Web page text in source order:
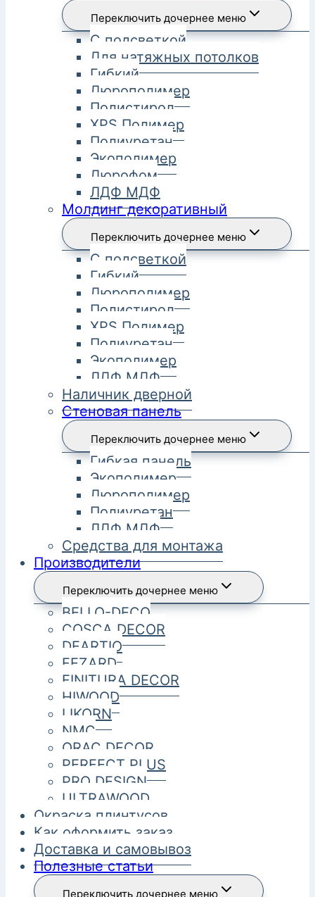
Переключить дочернее меню
С подсветкой
Для натяжных потолков
Гибкий
Дюрополимер
Полистирол
XPS Полимер
Полиуретан
Экополимер
Дюрофом
ЛДФ МДФ
Молдинг декоративный
Переключить дочернее меню
С подсветкой
Гибкий
Дюрополимер
Полистирол
XPS Полимер
Полиуретан
Экополимер
ЛДФ МДФ
Наличник дверной
Стеновая панель
Переключить дочернее меню
Гибкая панель
Экополимер
Дюрополимер
Полиуретан
ЛДФ МДФ
Средства для монтажа
Производители
Переключить дочернее меню
BELLO-DECO
COSCA DECOR
DEARTIO
FEZARD
FINITURA DECOR
HIWOOD
LIKORN
NMC
ORAC DECOR
PERFECT PLUS
PRO DESIGN
ULTRAWOOD
Окраска плинтусов
Как оформить заказ
Доставка и самовывоз
Полезные статьи
Переключить дочернее меню